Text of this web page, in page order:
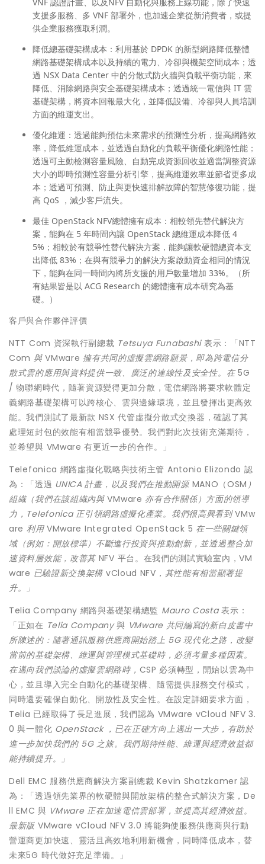
支援多服務、多 VNF 部署外，也加速企業從新消費者，或提
供企業服務獲取利潤。
降低總基礎架構成本 ：利用基於 DPDK 的新型網路降低整體
網路基礎架構成本以及持續的電力、冷卻與機架空間成本；透
過 NSX Data Center 中的分散式防火牆與負載平衡功能，來
降低、消除網路與安全基礎架構成本；透過統一電信與 IT 雲
基礎架構，將資本回報最大化，並降低設備、冷卻與人員培訓
方面的維運支出。
優化維運 ：透過能夠預估未來需求的預測性分析，提高網路效
率，降低維運成本，並透過自動化的負載平衡優化網路性能；
透過可主動檢測容量風險、自動完成資源回收並適當調整資源
大小的即時預測性容量分析引擎，提高維運效率並節省更多成
本；透過可預測、防止與更快速排解故障的智慧修復功能，提
高 QoS ，減少客戶流失。
最佳 OpenStack NFV總體擁有成本 ：相較領先替代解決方
案，能夠在 5 年時間內讓 OpenStack 總維運成本降低 4
5%；相較於有競爭性替代解決方案，能夠讓軟硬體總資本支
出降低 83%；在與有競爭力的解決方案啟動資金相同的情況
下，能夠在同一時間內將所支援的用戶數量增加 33%。（所
有結果皆是以 ACG Research 的總體擁有成本研究為基
礎。）
客戶與合作夥伴評價
NTT Com 資深執行副總裁 Tetsuya Funabashi 表示：「NTT
Com 與VMware 擁有共同的虛擬雲網路願景，即為跨電信分
散式雲的應用與資料提供一致、廣泛的連線性及安全性。在5G
/ 物聯網時代，隨著資源變得更加分散，電信網路將要求軟體定
義網路基礎架構可以跨核心、雲與邊緣環境，並且發揮出更高效
能。我們測試了最新款 NSX 代管虛擬分散式交換器，確認了其
處理短封包的效能有相當競爭優勢。我們對此次技術充滿期待，
並希望與 VMware 有更近一步的合作。」
Telefonica 網路虛擬化戰略與技術主管 Antonio Elizondo 認
為：「透過 UNICA計畫，以及我們在推動開源MANO（OSM ）
組織（我們在該組織內與VMware 亦有合作關係）方面的領導
力， Telefonica正引領網路虛擬化產業。我們很高興看到VMw
are 利用VMware Integrated OpenStack 5 在一些關鍵領
域（例如：開放標準）不斷進行投資與推動創新，並透過整合加
速資料層效能，改善其 NFV 平台。在我們的測試實驗室內，VM
ware 已驗證新交換架構 vCloud NFV ，其性能有相當顯著提
升。」
Telia Company 網路與基礎架構總監 Mauro Costa表示：
「正如在 Telia Company與 VMware 共同編寫的新白皮書中
所陳述的：隨著通訊服務供應商開始踏上 5G現代化之路，改變
當前的基礎架構、維運與管理模式基礎時，必須考量多種因素。
在邁向我們談論的虛擬雲網路時， CSP 必須轉型，開始以雲為中
心，並且導入完全自動化的基礎架構、隨需提供服務交付模式，
同時還要確保自動化、開放性及安全性。在設定詳細要求方面，
Telia 已經取得了長足進展，我們認為 VMware vCloud NFV 3.
0 與一體化 OpenStack ，已在正確方向上邁出一大步，有助於
進一步加快我們的5G之旅。我們期待性能、維運與經濟效益都
能持續提升。」
Dell EMC 服務供應商解決方案副總裁 Kevin Shatzkamer 認
為：「透過領先業界的軟硬體與開放架構的整合式解決方案，De
ll EMC 與 VMware正在加速電信雲部署，並提高其經濟效益。
最新版 VMware vCloud NFV 3.0 將能夠使服務供應商與行動
營運商更加快速、靈活且高效地利用新機會，同時降低成本，替
未來5G 時代做好充足準備。」